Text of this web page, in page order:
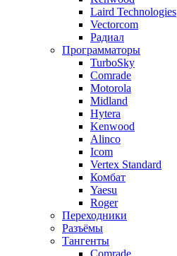
Laird Technologies
Vectorcom
Радиал
Программаторы
TurboSky
Comrade
Motorola
Midland
Hytera
Kenwood
Alinco
Icom
Vertex Standard
Комбат
Yaesu
Roger
Переходники
Разъёмы
Тангенты
Comrade